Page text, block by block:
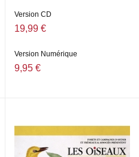
Version CD
19,99 €
Version Numérique
9,95 €